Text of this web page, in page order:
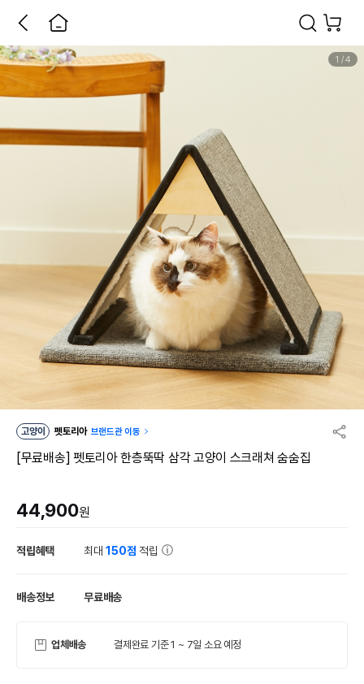
1 /4
고양이 펫토리아 브랜드관 이동
[무료배송] 펫토리아 한층뚝딱 삼각 고양이 스크래쳐 숨숨집
44,900원
적립혜택 최대150점 적립
배송정보 무료배송
업체배송 결제완료 기준 1 ~ 7일 소요 예정